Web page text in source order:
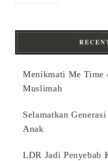
Menikmati Me Time
Muslimah
Selamatkan
Anak
LDR Jadi Penyebab